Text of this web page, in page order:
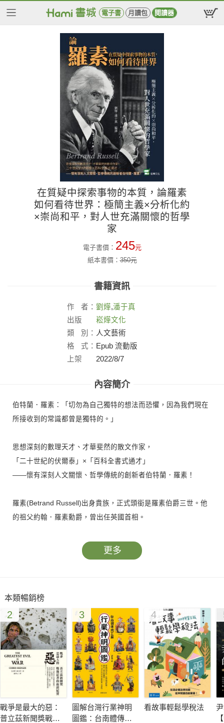
電子書 月讀包 閱讀器
在質疑中探索事物的本質，論羅素
如何看待世界：極簡主義×分析化約
×崇尚和平，對人世充滿關懷的哲學
家
電子書價： 245元
紙本書價：350元
書籍資訊
作 者： 劉燁,潘于真
出版
社：
崧燁文化
類
別： 人文藝術
格
式： Epub 流動版
上架
2022/8/7
內容簡介
伯特蘭．羅素：「切勿為自己獨特的想法而恐懼，因為我們現在
所接收到的常識都曾是獨特的。」
思想深刻的數理天才、才華斐然的散文作家，
「二十世紀的伏爾泰」×「百科全書式通才」
——懷有深刻人文關懷、哲學傳統的創新者伯特蘭．羅素！
羅素(Betrand Russell)出身貴族，正式頭銜是羅素伯爵三世。他
的祖父約翰．羅素勳爵，曾出任英國首相。
語散文令他獲得諾貝爾文學獎；他的《西方哲學史》影響了今天
人們對哲學史的認知；他的《哲學問題》成為不少人踏進哲學領
而被判入獄也成為學術界的一段佳話。
時至今日，羅素的著作以及思想仍然深深地影響當代人們的生
活。
【黑格爾哲學，從入門到放棄】
十九世紀末的歐洲知識界十分流行德意志兩位仇家——叔本華和
黑格爾的理論。
對「世界最終是理性的」之確信，一直伴隨著羅素的哲學，比如
他日後一直主張「邏輯語言與世界擁有相同結構」，分析語言於
更多
本類暢銷榜
2
戰爭是最大的惡：
普立茲新聞獎戰地
3
圖解台灣行業神明
圖鑑：台南體傳統
4
看故事輕鬆學稅法